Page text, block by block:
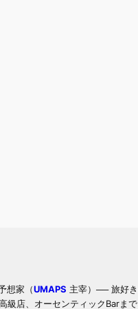
想家（UMAPS 主宰）── 旅好
級店、オーセンティックBarま